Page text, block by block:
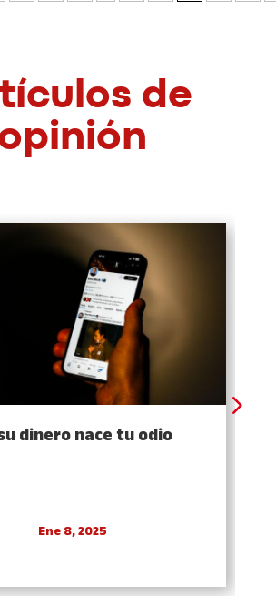
de
dinero nace tu odio
Ene 8, 2025